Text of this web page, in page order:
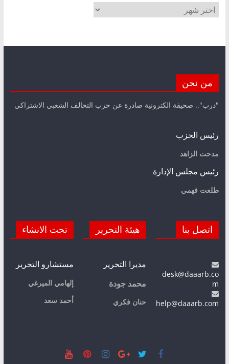
الأرشيف
من نحن
"درب".. صحيفة الكترونية صادرة عن حزب التحالف الشعبي الاشتراكي
رئيس الحزب
مدحت الزاهد
رئيس مجلس الإدارة
طلعت فهمي
اتصل بنا
desk@daaarb.co
m
help@daaarb.com
هيئة التحرير
مديرا التحرير
محمد جودة
حنان فكري
تحت الانشاء
مستشارو التحرير
إلهامي الميرغي
أحمد سعد